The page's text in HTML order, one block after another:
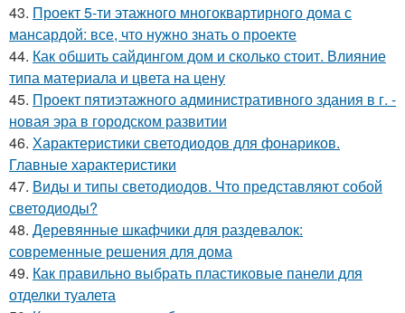
43. Проект 5-ти этажного многоквартирного дома с
мансардой: все, что нужно знать о проекте
44. Как обшить сайдингом дом и сколько стоит. Влияние
типа материала и цвета на цену
45. Проект пятиэтажного административного здания в г. -
новая эра в городском развитии
46. Характеристики светодиодов для фонариков.
Главные характеристики
47. Виды и типы светодиодов. Что представляют собой
светодиоды?
48. Деревянные шкафчики для раздевалок:
современные решения для дома
49. Как правильно выбрать пластиковые панели для
отделки туалета